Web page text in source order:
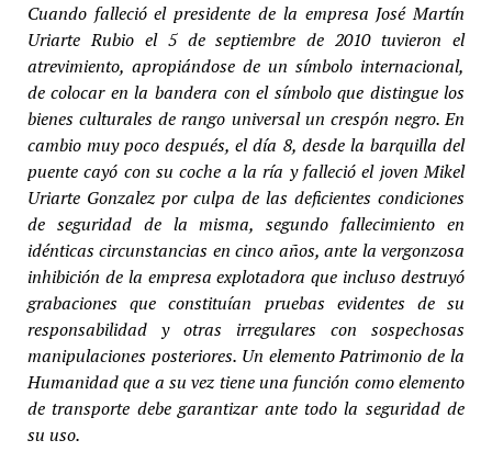
Cuando falleció el presidente de la empresa José Martín
Uriarte Rubio el 5 de septiembre de 2010 tuvieron el
atrevimiento, apropiándose de un símbolo internacional,
de colocar en la bandera con el símbolo que distingue los
bienes culturales de rango universal un crespón negro. En
cambio muy poco después, el día 8, desde la barquilla del
puente cayó con su coche a la ría y falleció el joven Mikel
Uriarte Gonzalez por culpa de las deficientes condiciones
de seguridad de la misma, segundo fallecimiento en
idénticas circunstancias en cinco años, ante la vergonzosa
inhibición de la empresa explotadora que incluso destruyó
grabaciones que constituían pruebas evidentes de su
responsabilidad y otras irregulares con sospechosas
manipulaciones posteriores. Un elemento Patrimonio de la
Humanidad que a su vez tiene una función como elemento
de transporte debe garantizar ante todo la seguridad de
su uso.